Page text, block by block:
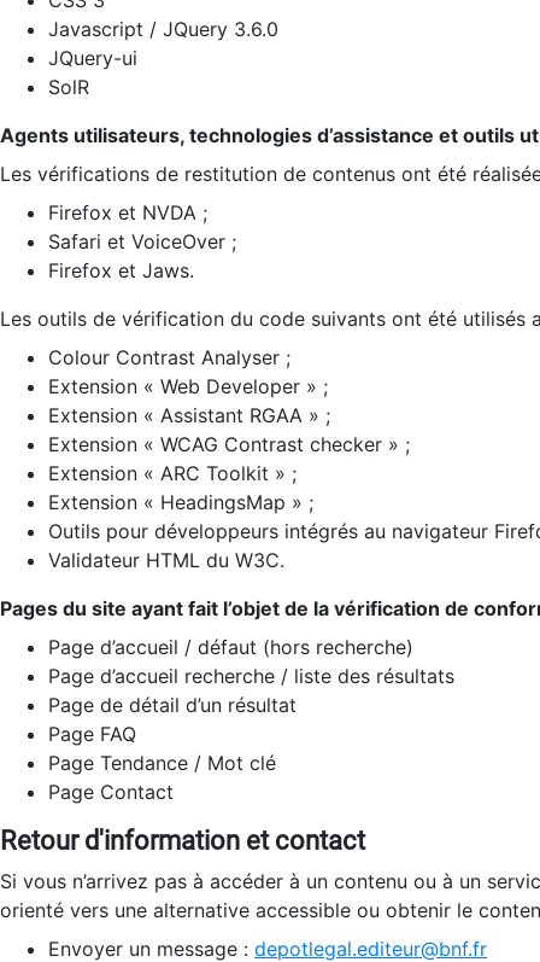
Javascript / JQuery 3.6.0
JQuery-ui
SolR
Agents utilisateurs, technologies d’assistance et outils
Les vérifications de restitution de contenus ont été
Firefox et NVDA ;
Safari et VoiceOver ;
Firefox et Jaws.
Les outils de vérification du code suivants ont été utilisés
Colour Contrast Analyser ;
Extension « Web Developer » ;
Extension « Assistant RGAA » ;
Extension « WCAG Contrast checker » ;
Extension « ARC Toolkit » ;
Extension « HeadingsMap » ;
Outils pour développeurs intégrés au navigateur
Validateur HTML du W3C.
Pages du site ayant fait l’objet de la vérification de
Page d’accueil / défaut (hors recherche)
Page d’accueil recherche / liste des résultats
Page de détail d’un résultat
Page FAQ
Page Tendance / Mot clé
Page Contact
Retour d'information et contact
Si vous n’arrivez pas à accéder à un contenu ou à un
orienté vers une alternative accessible ou obtenir le
Envoyer un message : depotlegal.editeur@bnf.fr